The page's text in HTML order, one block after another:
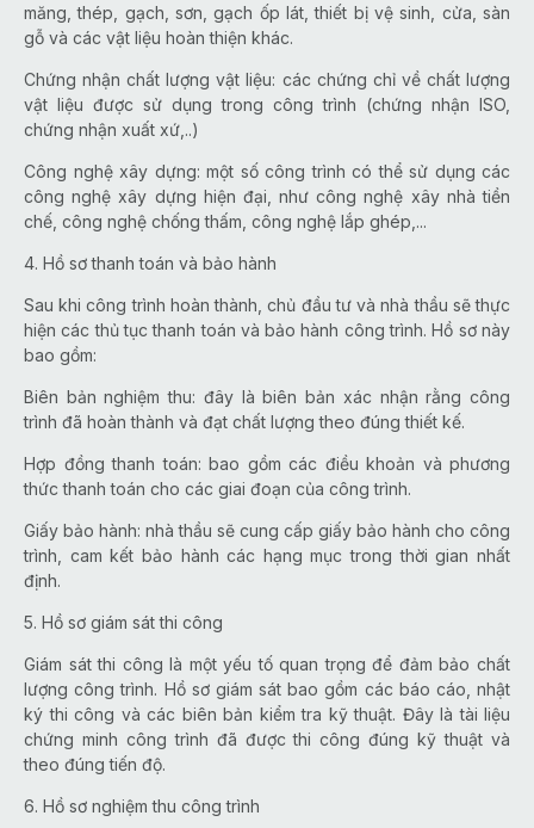
măng, thép, gạch, sơn, gạch ốp lát, thiết bị vệ sinh, cửa, sàn
gỗ và các vật liệu hoàn thiện khác.
Chứng nhận chất lượng vật liệu: các chứng chỉ về chất lượng
vật liệu được sử dụng trong công trình (chứng nhận ISO,
chứng nhận xuất xứ,..)
Công nghệ xây dựng: một số công trình có thể sử dụng các
công nghệ xây dựng hiện đại, như công nghệ xây nhà tiền
chế, công nghệ chống thấm, công nghệ lắp ghép,...
4. Hồ sơ thanh toán và bảo hành
Sau khi công trình hoàn thành, chủ đầu tư và nhà thầu sẽ thực
hiện các thủ tục thanh toán và bảo hành công trình. Hồ sơ này
bao gồm:
Biên bản nghiệm thu: đây là biên bản xác nhận rằng công
trình đã hoàn thành và đạt chất lượng theo đúng thiết kế.
Hợp đồng thanh toán: bao gồm các điều khoản và phương
thức thanh toán cho các giai đoạn của công trình.
Giấy bảo hành: nhà thầu sẽ cung cấp giấy bảo hành cho công
trình, cam kết bảo hành các hạng mục trong thời gian nhất
định.
5. Hồ sơ giám sát thi công
Giám sát thi công là một yếu tố quan trọng để đảm bảo chất
lượng công trình. Hồ sơ giám sát bao gồm các báo cáo, nhật
ký thi công và các biên bản kiểm tra kỹ thuật. Đây là tài liệu
chứng minh công trình đã được thi công đúng kỹ thuật và
theo đúng tiến độ.
6. Hồ sơ nghiệm thu công trình